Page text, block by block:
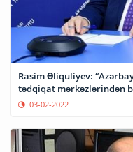
Rasim Əliquliyev:
tədqiqat mərkəzlərindən
03-02-2022